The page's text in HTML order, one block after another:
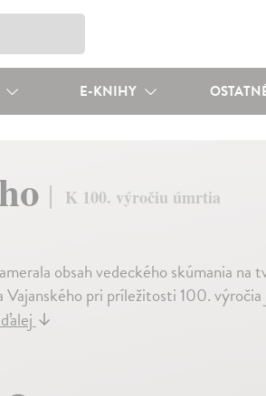
E-KNIHY
K 100. výročiu úmrtia
obsah vedeckého skúmania na
pri príležitosti 100.
↓